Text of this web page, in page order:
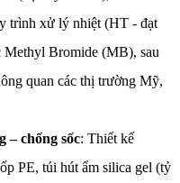
trình xử lý nhiệt (HT - đạt
Methyl Bromide (MB), sau
quan các thị trường Mỹ,
– chống sốc: Thiết kế
PE, túi hút ẩm silica gel (tỷ